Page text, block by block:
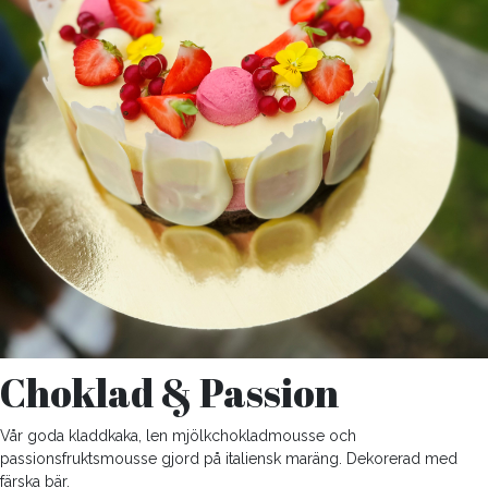
Choklad & Passion
Vår goda kladdkaka, len mjölkchokladmousse och
passionsfruktsmousse gjord på italiensk maräng. Dekorerad med
färska bär.